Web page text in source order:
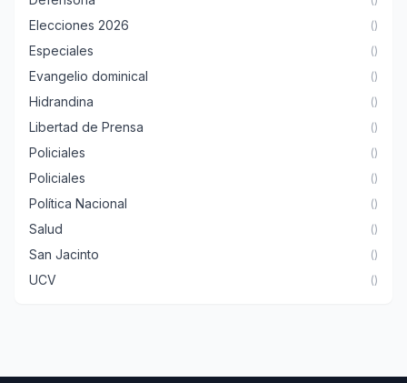
Elecciones 2026 ()
Especiales ()
Evangelio dominical ()
Hidrandina ()
Libertad de Prensa ()
Policiales ()
Policiales ()
Política Nacional ()
Salud ()
San Jacinto ()
UCV ()